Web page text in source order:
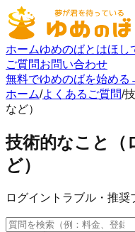
ホームゆめのばとはほし
ご質問お問い合わせ
無料でゆめのばを始める
ホーム/よくあるご質問/
など）
技術的なこと（
ど）
ログイントラブル・推